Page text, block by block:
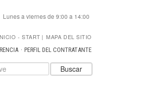
Lunes a viernes de 9:00 a 14:00
START | MAPA DEL SITIO
PERFIL DEL CONTRATANTE
Buscar